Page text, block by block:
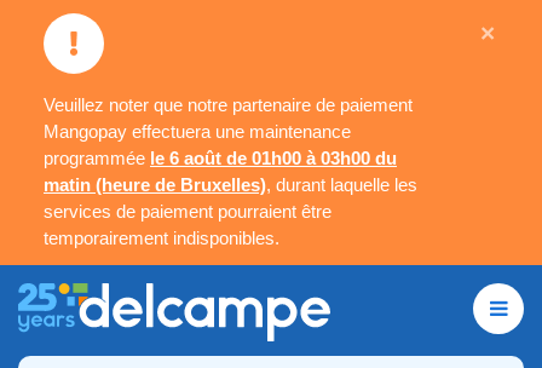
Veuillez noter que notre partenaire de paiement
Mangopay effectuera une maintenance
programmée le 6 août de 01h00 à 03h00 du
matin (heure de Bruxelles), durant laquelle les
services de paiement pourraient être
temporairement indisponibles.
×